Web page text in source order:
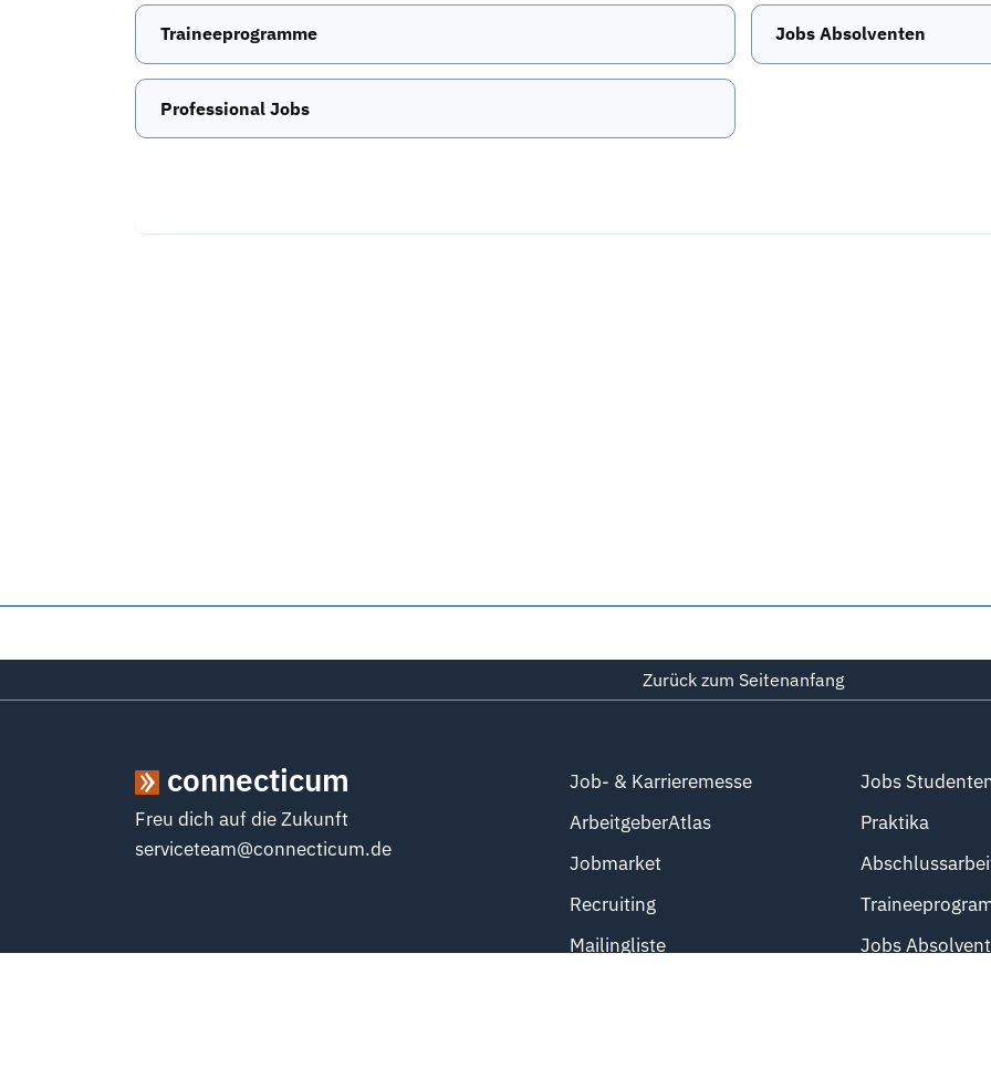
Traineeprogramme Jobs Absolventen
Professional Jobs
Zurück zum Seitenanfang
connecticum
Freu dich auf die Zukunft
serviceteam@connecticum.de
Job- & Karrieremesse
ArbeitgeberAtlas
Jobmarket
Recruiting
Mailingliste
Jobs
Praktika
Jobs